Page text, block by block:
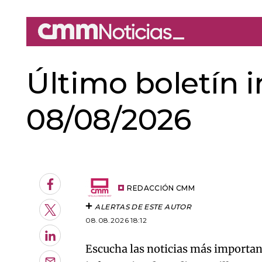
Último boletín
08/08/2026
Facebook
Twitter
LinkedIn
REDACCIÓN CMM
ALERTAS DE ESTE AUTOR
08.08.2026 18:12
Escucha las noticias más